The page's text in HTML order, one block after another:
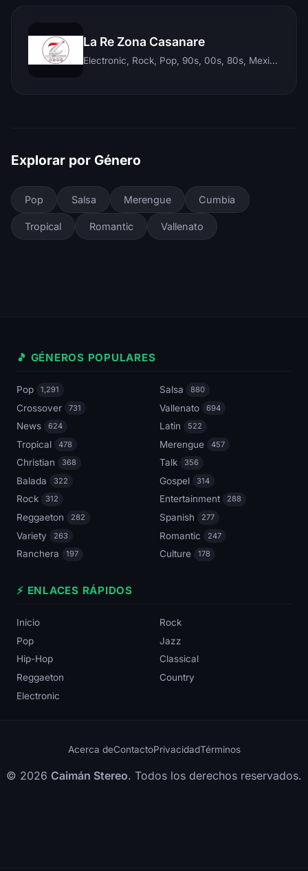
La Re Zona Casanare
Electronic, Rock, Pop, 90s, 00s, 80s, Mexican, Ranchera, Reggaeton, Instrumental, Salsa, Merengue, Tropical, Romantic, Vallenato, Llanera
Explorar por Género
Pop Salsa Merengue Cumbia
Tropical Romantic Vallenato
🎵 GÉNEROS POPULARES
Pop 1,291 Salsa 880
Crossover 731 Vallenato 694
News 624 Latin 522
Tropical 478 Merengue 457
Christian 368 Talk 356
Balada 322 Gospel 314
Rock 312 Entertainment 288
Reggaeton 282 Spanish 277
Variety 263 Romantic 247
Ranchera 197 Culture 178
⚡ ENLACES RÁPIDOS
Inicio
Rock
Pop
Jazz
Hip-Hop
Classical
Reggaeton
Country
Electronic
Acerca deContactoPrivacidadTérminos
© 2026 Caimán Stereo. Todos los derechos reservados.